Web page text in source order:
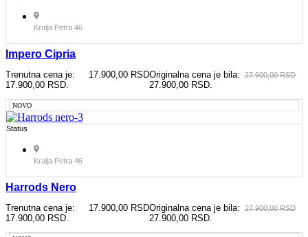
Kralja Petra 46
Impero Cipria
27.900,00RSD
Originalna cena je bila:
27.900,00 RSD.
17.900,00 RSD
Trenutna cena je:
17.900,00 RSD.
NOVO
Status
Kralja Petra 46
Harrods Nero
27.900,00RSD
Originalna cena je bila:
27.900,00 RSD.
17.900,00 RSD
Trenutna cena je:
17.900,00 RSD.